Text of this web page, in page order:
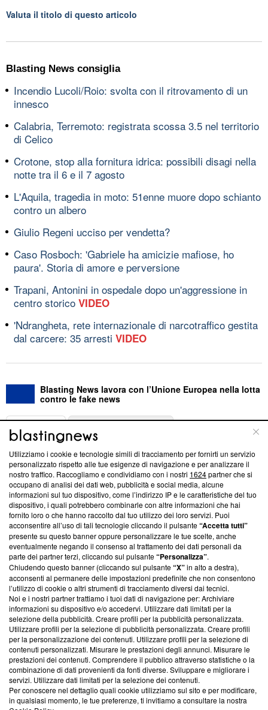
Valuta il titolo di questo articolo
Blasting News consiglia
Incendio Lucoli/Roio: svolta con il ritrovamento di un
innesco
Calabria, Terremoto: registrata scossa 3.5 nel territorio
di Celico
Crotone, stop alla fornitura idrica: possibili disagi nella
notte tra il 6 e il 7 agosto
L'Aquila, tragedia in moto: 51enne muore dopo schianto
contro un albero
Giulio Regeni ucciso per vendetta?
Caso Rosboch: 'Gabriele ha amicizie mafiose, ho
paura'. Storia di amore e perversione
Trapani, Antonini in ospedale dopo un'aggressione in
centro storico VIDEO
'Ndrangheta, rete internazionale di narcotraffico gestita
dal carcere: 35 arresti VIDEO
Blasting News lavora con l’Unione Europea nella lotta
contro le fake news
ABOUT
Questa sezione offre informazioni trasparenti su Blasting
News, sui nostri processi editoriali e su come ci impegniamo a
creare news di qualità. Inoltre, afferma la nostra aderenza a
‘Trust Project - News with Integrity’Blasting News non è
ancora membro del programma, ma ha richiesto di farne
parte; Trust Project non ha ancora effettuato una verifica di
conformità agli standard.
Su di noi
Team editoriale
Corporate
Redazione
Informativa Privacy
Cookie Policy
Blasting SA, IDI CHE-247.845.224, Via Carlo Frasca, 3 - 6900
Lugano (Svizzera) Tel:+39 0690258937
Utilizziamo i cookie e tecnologie simili di tracciamento per fornirti un servizio
personalizzato rispetto alle tue esigenze di navigazione e per analizzare il
nostro traffico. Raccogliamo e condividiamo con i nostri 1624partner che si
occupano di analisi dei dati web, pubblicità e social media, alcune
informazioni sul tuo dispositivo, come l’indirizzo IP e le caratteristiche del tuo
dispositivo, i quali potrebbero combinarle con altre informazioni che hai
fornito loro o che hanno raccolto dal tuo utilizzo dei loro servizi. Puoi
acconsentire all’uso di tali tecnologie cliccando il pulsante“Accetta tutti”
presente su questo banner oppure personalizzare le tue scelte, anche
eventualmente negando il consenso al trattamento dei dati personali da
parte dei partner terzi, cliccando sul pulsante“Personalizza”.
Chiudendo questo banner (cliccando sul pulsante“X”in alto a destra),
acconsenti al permanere delle impostazioni predefinite che non consentono
l’utilizzo di cookie o altri strumenti di tracciamento diversi dai tecnici.
Noi e i nostri partner trattiamo i tuoi dati di navigazione per: Archiviare
informazioni su dispositivo e/o accedervi. Utilizzare dati limitati per la
selezione della pubblicità. Creare profili per la pubblicità personalizzata.
Utilizzare profili per la selezione di pubblicità personalizzata. Creare profili
per la personalizzazione dei contenuti. Utilizzare profili per la selezione di
contenuti personalizzati. Misurare le prestazioni degli annunci. Misurare le
prestazioni dei contenuti. Comprendere il pubblico attraverso statistiche o la
combinazione di dati provenienti da fonti diverse. Sviluppare e migliorare i
servizi. Utilizzare dati limitati per la selezione dei contenuti.
Per conoscere nel dettaglio quali cookie utilizziamo sul sito e per modificare,
in qualsiasi momento, le tue preferenze, ti invitiamo a consultare la nostra